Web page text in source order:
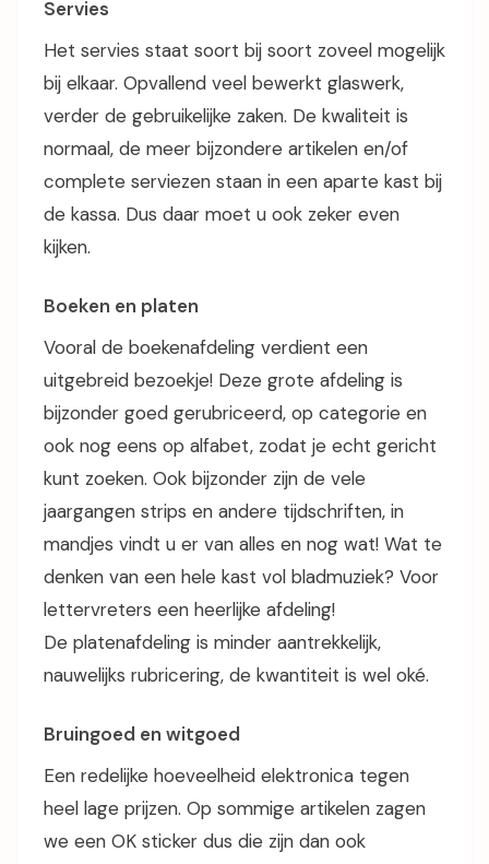
Servies
Het servies staat soort bij soort zoveel mogelijk
bij elkaar. Opvallend veel bewerkt glaswerk,
verder de gebruikelijke zaken. De kwaliteit is
normaal, de meer bijzondere artikelen en/of
complete serviezen staan in een aparte kast bij
de kassa. Dus daar moet u ook zeker even
kijken.
Boeken en platen
Vooral de boekenafdeling verdient een
uitgebreid bezoekje! Deze grote afdeling is
bijzonder goed gerubriceerd, op categorie en
ook nog eens op alfabet, zodat je echt gericht
kunt zoeken. Ook bijzonder zijn de vele
jaargangen strips en andere tijdschriften, in
mandjes vindt u er van alles en nog wat! Wat te
denken van een hele kast vol bladmuziek? Voor
lettervreters een heerlijke afdeling!
De platenafdeling is minder aantrekkelijk,
nauwelijks rubricering, de kwantiteit is wel oké.
Bruingoed en witgoed
Een redelijke hoeveelheid elektronica tegen
heel lage prijzen. Op sommige artikelen zagen
we een OK sticker dus die zijn dan ook